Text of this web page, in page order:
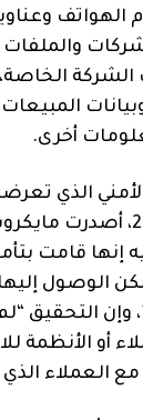
والملفات
الخاصة،
أخرى.
الذي
24 سبتمبر/أيلول 2022،
إنها قامت
الوصول
وإن التحقيق
أو الأنظمة
العملاء الذي